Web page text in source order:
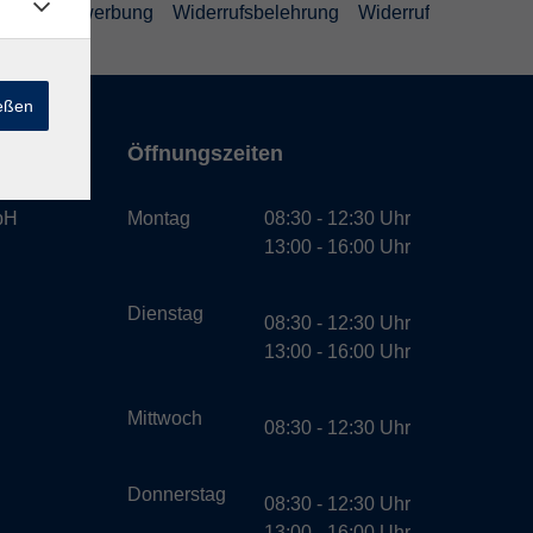
Bewerbung Widerrufsbelehrung Widerruf
Öffnungszeiten
Montag
Dienstag
Mittwoch
Donnerstag
08:30 - 12:30 Uhr
13:00 - 16:00 Uhr
08:30 - 12:30 Uhr
13:00 - 16:00 Uhr
08:30 - 12:30 Uhr
08:30 - 12:30 Uhr